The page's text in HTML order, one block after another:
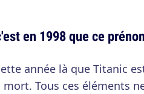
en 1998 que ce
année là que Titanic
mort. Tous ces éléments